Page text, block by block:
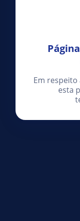
Em respeito
esta